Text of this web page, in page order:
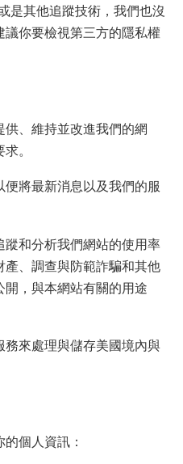
是其他追蹤技術，我們也沒
你要檢視第三方的隱私權
、維持並改進我們的網
。
將最新消息以及我們的服
和分析我們網站的使用率
、調查與防範詐騙和其他
，與本網站有關的用途
來處理與儲存美國境內與
個人資訊：